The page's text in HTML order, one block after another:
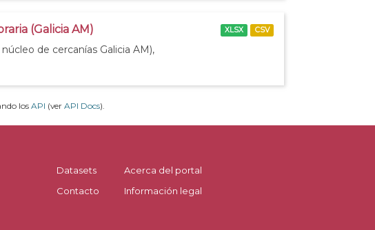
(Galicia AM)
de cercanías Galicia AM),
XLSX CSV
los API (ver API Docs).
Datasets
Contacto
Acerca del portal
Información legal